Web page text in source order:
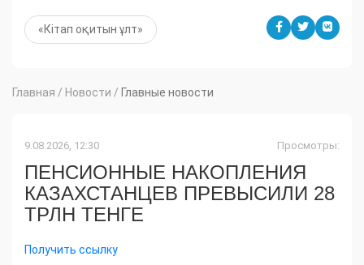
«Кітап оқитын ұлт»
Главная / Новости / Главные новости
9.08.2026, 12:30 Просмотры:
ПЕНСИОННЫЕ НАКОПЛЕНИЯ
КАЗАХСТАНЦЕВ ПРЕВЫСИЛИ 28
ТРЛН ТЕНГЕ
Получить ссылку